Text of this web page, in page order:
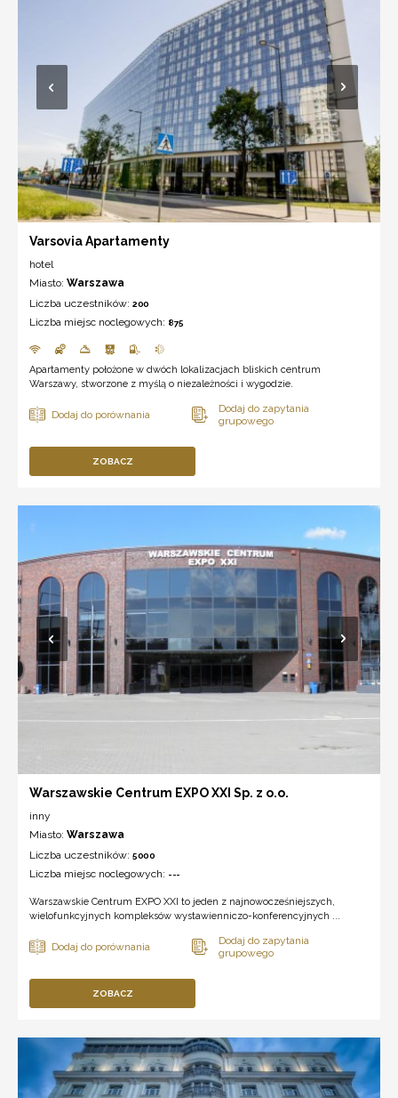
Varsovia Apartamenty
hotel
Miasto: Warszawa
Liczba uczestników: 200
Liczba miejsc noclegowych: 875
Apartamenty położone w dwóch lokalizacjach bliskich centrum
Warszawy, stworzone z myślą o niezależności i wygodzie.
ZOBACZ
Warszawskie Centrum EXPO XXI Sp. z o.o.
inny
Miasto: Warszawa
Liczba uczestników: 5000
Liczba miejsc noclegowych: ---
Warszawskie Centrum EXPO XXI to jeden z najnowocześniejszych,
wielofunkcyjnych kompleksów wystawienniczo-konferencyjnych ...
ZOBACZ